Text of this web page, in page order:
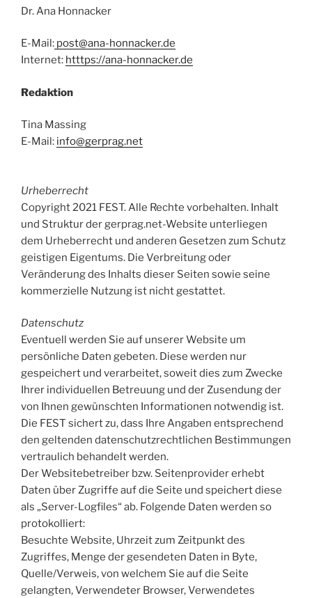
Dr. Ana Honnacker
E-Mail: post@ana-honnacker.de
Internet: htttps://ana-honnacker.de
Redaktion
Tina Massing
E-Mail: info@gerprag.net
Urheberrecht
Copyright 2021 FEST. Alle Rechte vorbehalten. Inhalt
und Struktur der gerprag.net-Website unterliegen
dem Urheberrecht und anderen Gesetzen zum Schutz
geistigen Eigentums. Die Verbreitung oder
Veränderung des Inhalts dieser Seiten sowie seine
kommerzielle Nutzung ist nicht gestattet.
Datenschutz
Eventuell werden Sie auf unserer Website um
persönliche Daten gebeten. Diese werden nur
gespeichert und verarbeitet, soweit dies zum Zwecke
Ihrer individuellen Betreuung und der Zusendung der
von Ihnen gewünschten Informationen notwendig ist.
Die FEST sichert zu, dass Ihre Angaben entsprechend
den geltenden datenschutzrechtlichen Bestimmungen
vertraulich behandelt werden.
Der Websitebetreiber bzw. Seitenprovider erhebt
Daten über Zugriffe auf die Seite und speichert diese
als „Server-Logfiles“ ab. Folgende Daten werden so
protokolliert:
Besuchte Website, Uhrzeit zum Zeitpunkt des
Zugriffes, Menge der gesendeten Daten in Byte,
Quelle/Verweis, von welchem Sie auf die Seite
gelangten, Verwendeter Browser, Verwendetes